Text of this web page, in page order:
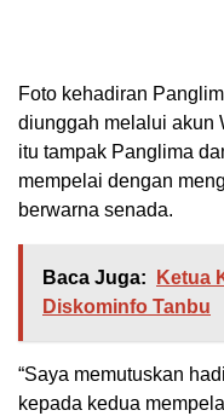
Foto kehadiran
diunggah melalui akun
itu tampak Panglima
mempelai dengan
berwarna senada.
Baca Juga:
Ketua
Diskominfo Tanbu
“Saya memutuskan
kepada kedua